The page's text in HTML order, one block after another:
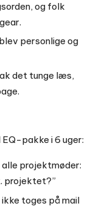
og folk
personlige og
det tunge læs,
pakke i 6 uger:
projektmøder:
projektet?”
toges på mail